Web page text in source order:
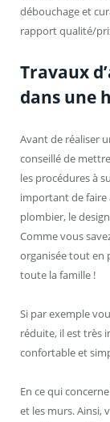
débouchage et
rapport qualité/
Travaux
dans une
Avant de réaliser
conseillé de
les procédures à
important de faire
plombier, le
Comme vous
organisée tout en
toute la famille !
Si par exemple
réduite, il est très
confortable et
En ce qui
et les murs. Ainsi,